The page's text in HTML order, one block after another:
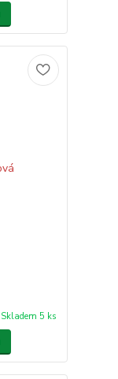
Skladem 5 ks